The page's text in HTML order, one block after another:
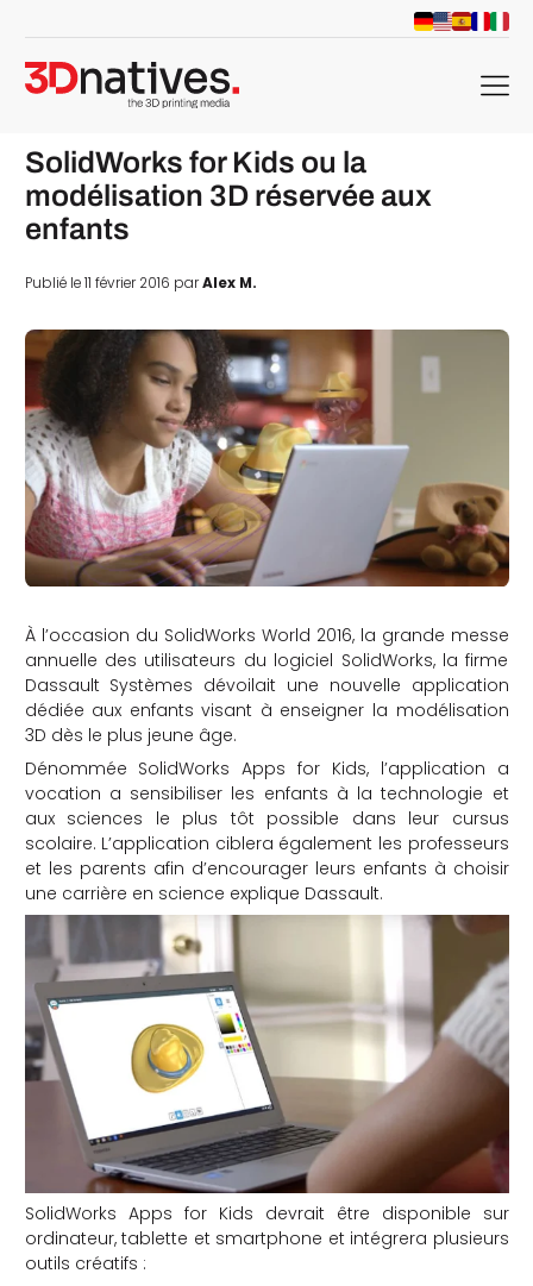
menu
SolidWorks for Kids ou la
modélisation 3D réservée aux
enfants
Publié le 11 février 2016 parAlex M.
À l’occasion du SolidWorks World 2016, la grande messe
annuelle des utilisateurs du logiciel SolidWorks, la firme
Dassault Systèmes dévoilait une nouvelle application
dédiée aux enfants visant à enseigner la modélisation
3D dès le plus jeune âge.
Dénommée SolidWorks Apps for Kids, l’application a
vocation a sensibiliser les enfants à la technologie et
aux sciences le plus tôt possible dans leur cursus
scolaire. L’application ciblera également les professeurs
et les parents afin d’encourager leurs enfants à choisir
une carrière en science explique Dassault.
SolidWorks Apps for Kids devrait être disponible sur
ordinateur, tablette et smartphone et intégrera plusieurs
outils créatifs :